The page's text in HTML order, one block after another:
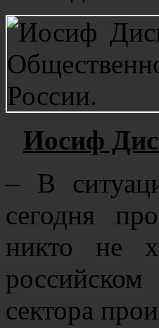
Иосиф
– В
сегодня
никто не
сектора